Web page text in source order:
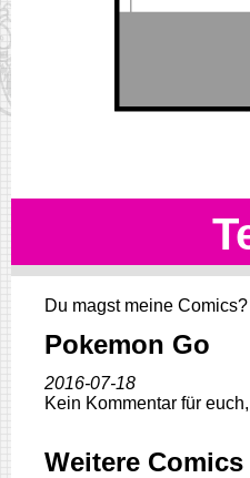
Du magst meine Comics?
Pokemon Go
2016-07-18
Kein Kommentar für
Weitere Comics